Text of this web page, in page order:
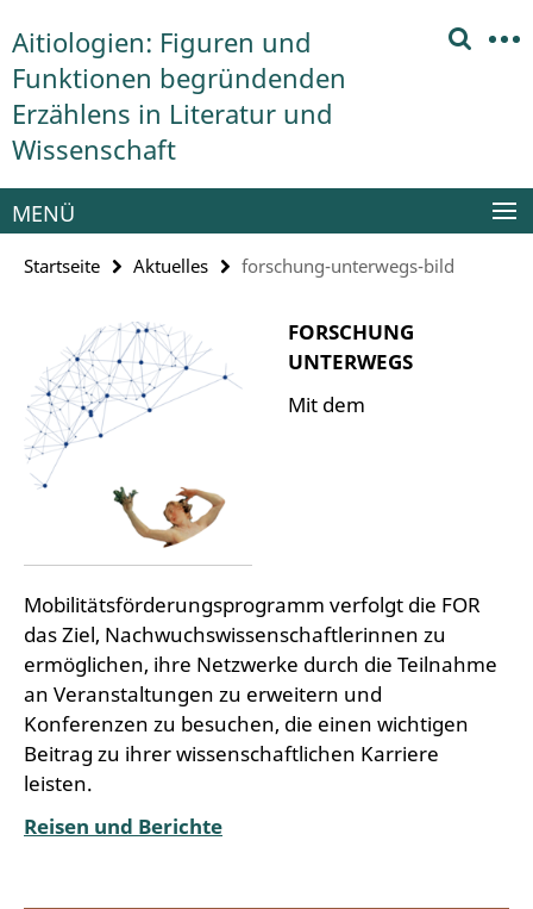
direkt
zu
Inhalt
Aitiologien: Figuren und
Funktionen begründenden
Erzählens in Literatur und
Wissenschaft
Service-
Navigation
MENÜ
Startseite Aktuelles forschung-unterwegs-bild
FORSCHUNG
UNTERWEGS
Mit dem
Mobilitätsförderungsprogramm verfolgt die FOR
das Ziel, Nachwuchswissenschaftlerinnen zu
ermöglichen, ihre Netzwerke durch die Teilnahme
an Veranstaltungen zu erweitern und
Konferenzen zu besuchen, die einen wichtigen
Beitrag zu ihrer wissenschaftlichen Karriere
leisten.
Reisen und Berichte